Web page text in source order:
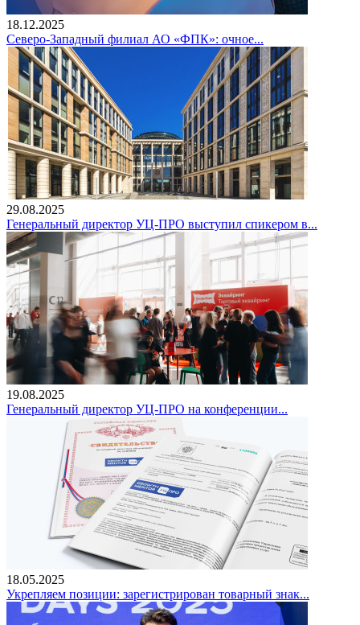
18.12.2025
Северо-Западный филиал АО «ФПК»: очное...
29.08.2025
Генеральный директор УЦ-ПРО выступил спикером в...
19.08.2025
Генеральный директор УЦ-ПРО на конференции...
18.05.2025
Укрепляем позиции: зарегистрирован товарный знак...